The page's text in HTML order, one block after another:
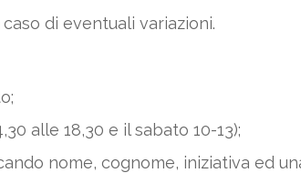
di eventuali variazioni.
alle 18,30 e il sabato 10-13);
nome, cognome, iniziativa ed